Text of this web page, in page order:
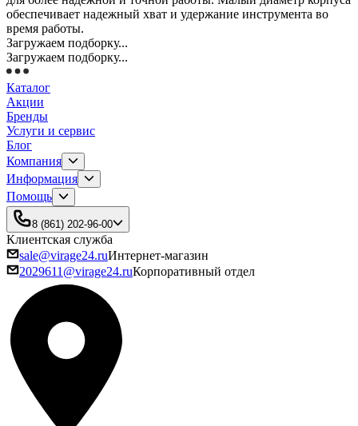
обеспечивает надежный хват и удержание инструмента во
время работы.
Загружаем подборку...
Загружаем подборку...
Каталог
Акции
Бренды
Услуги и сервис
Блог
Компания
Информация
Помощь
8 (861) 202-96-00
Клиентская служба
sale@virage24.ruИнтернет-магазин
2029611@virage24.ruКорпоративный отдел